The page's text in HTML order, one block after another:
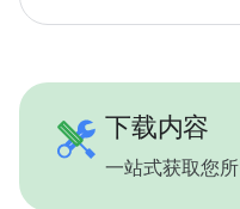
下载内容
一站式获取您所